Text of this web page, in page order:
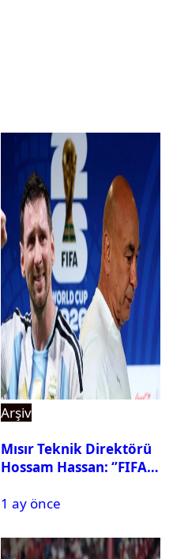
Arşiv
Mısır Teknik Direktörü
Hossam Hassan: ‘’FIFA,
istemiyor’’
1 ay önce